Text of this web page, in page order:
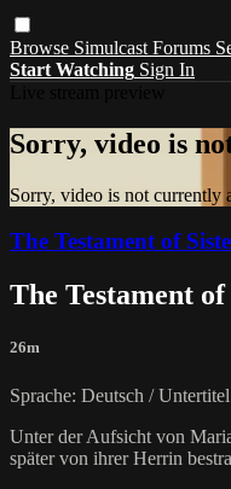
Browse Simulcast Forums
Start Watching Sign In
Sorry, video is
Sorry, video is not currently
The Testament of
The Testament
26m
Sprache: Deutsch /
Unter der Aufsicht von
später von ihrer Herrin